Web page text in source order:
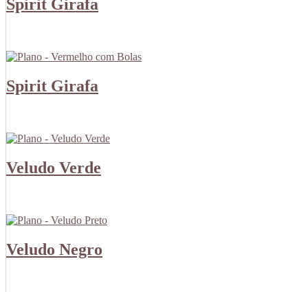
Spirit Girafa
Spirit Girafa
Veludo Verde
Veludo Negro